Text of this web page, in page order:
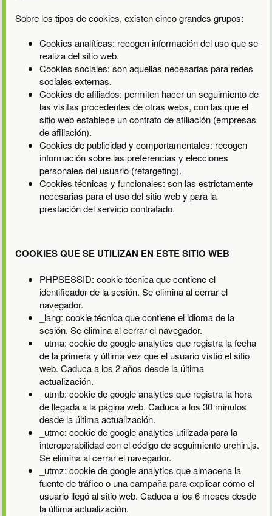
Sobre los tipos de cookies, existen cinco grandes grupos:
Cookies analíticas: recogen información del uso que se
realiza del sitio web.
Cookies sociales: son aquellas necesarias para redes
sociales externas.
Cookies de afiliados: permiten hacer un seguimiento de
las visitas procedentes de otras webs, con las que el
sitio web establece un contrato de afiliación (empresas
de afiliación).
Cookies de publicidad y comportamentales: recogen
información sobre las preferencias y elecciones
personales del usuario (retargeting).
Cookies técnicas y funcionales: son las estrictamente
necesarias para el uso del sitio web y para la
prestación del servicio contratado.
COOKIES QUE SE UTILIZAN EN ESTE SITIO WEB
PHPSESSID: cookie técnica que contiene el
identificador de la sesión. Se elimina al cerrar el
navegador.
_lang: cookie técnica que contiene el idioma de la
sesión. Se elimina al cerrar el navegador.
_utma: cookie de google analytics que registra la fecha
de la primera y última vez que el usuario vistió el sitio
web. Caduca a los 2 años desde la última
actualización.
_utmb: cookie de google analytics que registra la hora
de llegada a la página web. Caduca a los 30 minutos
desde la última actualización.
_utmc: cookie de google analytics utilizada para la
interoperabilidad con el código de seguimiento urchin.js.
Se elimina al cerrar el navegador.
_utmz: cookie de google analytics que almacena la
fuente de tráfico o una campaña para explicar cómo el
usuario llegó al sitio web. Caduca a los 6 meses desde
la última actualización.